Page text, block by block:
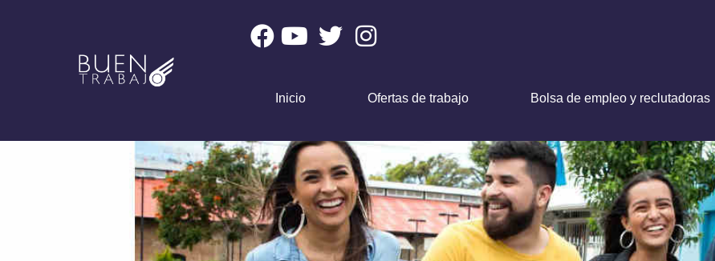
Inicio Ofertas de trabajo Bolsa de empleo y reclutadoras